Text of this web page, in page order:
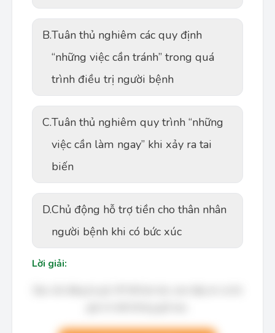
B.Tuân thủ nghiêm các quy định
“những việc cần tránh” trong quá
trình điều trị người bệnh
C.Tuân thủ nghiêm quy trình “những
việc cần làm ngay” khi xảy ra tai
biến
D.Chủ động hỗ trợ tiền cho thân nhân
người bệnh khi có bức xúc
Lời giải: